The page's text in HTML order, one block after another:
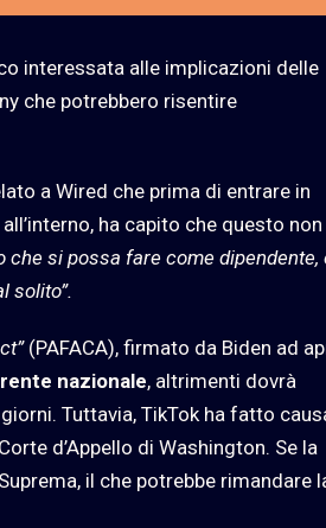
interessata alle implicazioni delle
che potrebbero risentire
a Wired che prima di entrare in
ha capito che questo non
che si possa fare come dipendente,
solito”.
(PAFACA), firmato da Biden ad
nazionale, altrimenti dovrà
Tuttavia, TikTok ha fatto
d’Appello di Washington. Se la
il che potrebbe rimandare